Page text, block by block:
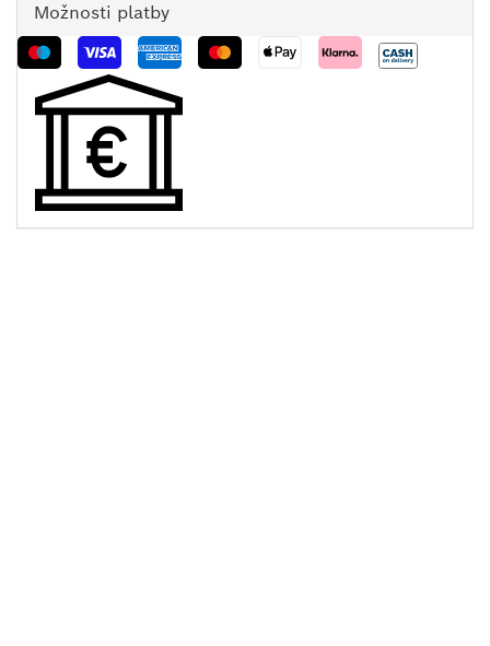
Možnosti platby